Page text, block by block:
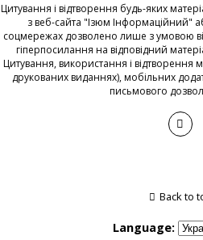
Цитування і відтворення будь-яких
з веб-сайта "Ізюм Інформаційний"
соцмережах дозволено лише з умовою
гіперпосилання на відповідний
Цитування, використання і відтворення
друкованих виданнях), мобільних
письмового
Back to
Language: